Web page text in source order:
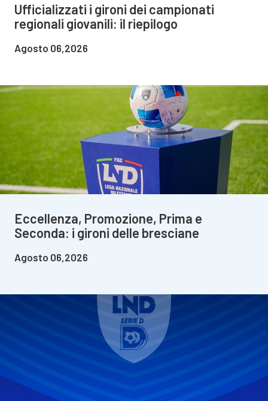
Ufficializzati i gironi dei campionati
regionali giovanili: il riepilogo
Agosto 06,2026
Eccellenza, Promozione, Prima e
Seconda: i gironi delle bresciane
Agosto 06,2026